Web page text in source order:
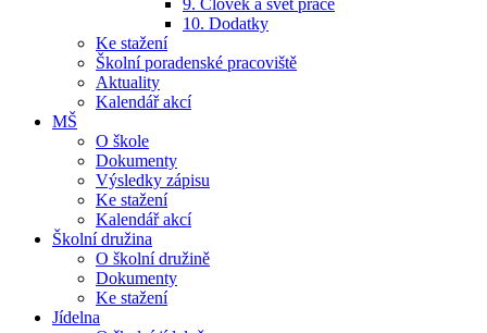
9. Člověk a svět práce
10. Dodatky
Ke stažení
Školní poradenské pracoviště
Aktuality
Kalendář akcí
MŠ
O škole
Dokumenty
Výsledky zápisu
Ke stažení
Kalendář akcí
Školní družina
O školní družině
Dokumenty
Ke stažení
Jídelna